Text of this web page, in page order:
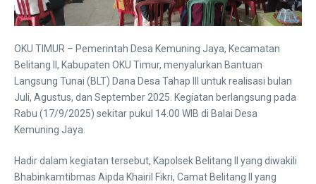
OKU TIMUR – Pemerintah Desa Kemuning Jaya, Kecamatan
Belitang II, Kabupaten OKU Timur, menyalurkan Bantuan
Langsung Tunai (BLT) Dana Desa Tahap III untuk realisasi bulan
Juli, Agustus, dan September 2025. Kegiatan berlangsung pada
Rabu (17/9/2025) sekitar pukul 14.00 WIB di Balai Desa
Kemuning Jaya.
Hadir dalam kegiatan tersebut, Kapolsek Belitang II yang diwakili
Bhabinkamtibmas Aipda Khairil Fikri, Camat Belitang II yang